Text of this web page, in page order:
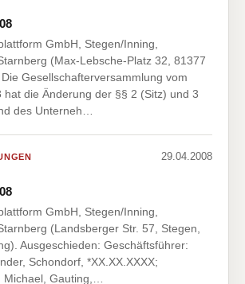
GmbH, Stegen/Inning,
(Max-Lebsche-Platz 32, 81377
Gesellschafterversammlung vom
hat die Änderung der §§ 2 (Sitz) und 3
des Unterneh…
29.04.2008
GmbH, Stegen/Inning,
(Landsberger Str. 57, Stegen,
Ausgeschieden: Geschäftsführer:
Schondorf, *XX.XX.XXXX;
Michael, Gauting,…